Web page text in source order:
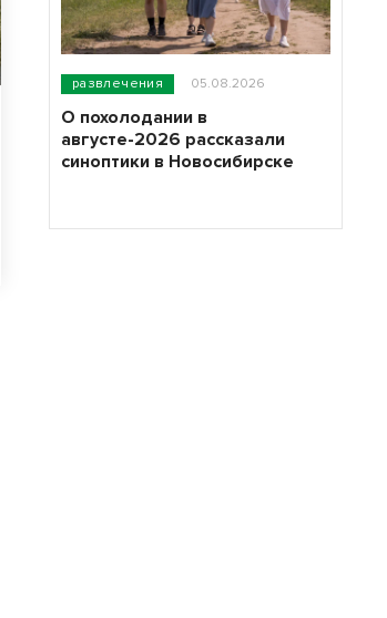
развлечения 05.08.2026
О похолодании в
августе-2026 рассказали
синоптики в Новосибирске